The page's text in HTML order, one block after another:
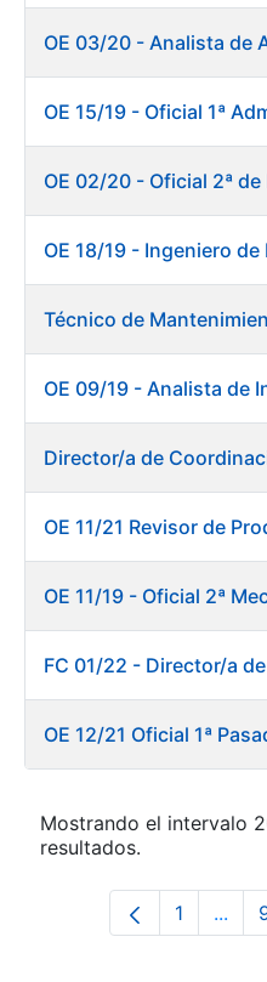
OE 02/20 - Oficial 2ª
OE 18/19 - Ingeniero
OE 11/19 - Oficial 2ª
OE 12/21 Oficial 1ª
Mostrando el intervalo
resultados.
Página
1 ...